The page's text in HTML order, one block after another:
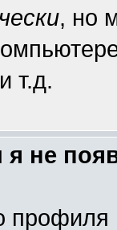
, но
т.д.
я не